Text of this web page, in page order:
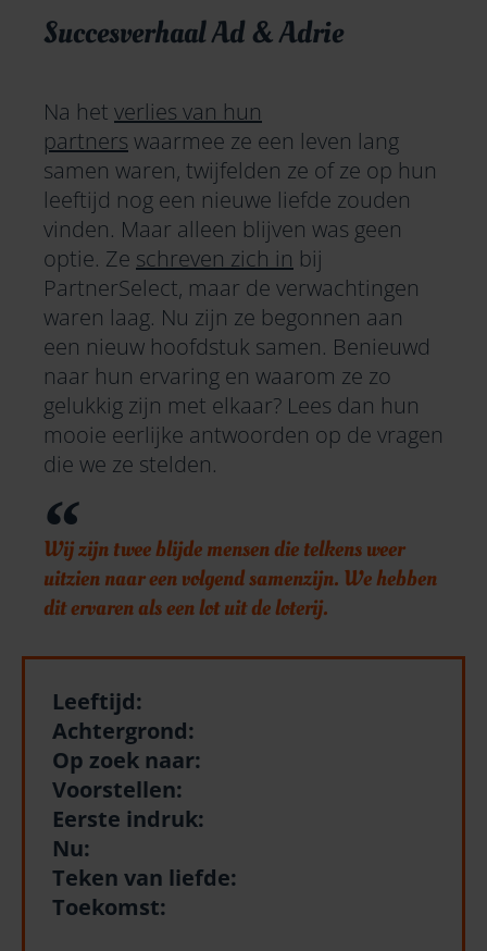
Succesverhaal Ad & Adrie
Na het verlies van hun
partners waarmee ze een leven lang
samen waren, twijfelden ze of ze op hun
leeftijd nog een nieuwe liefde zouden
vinden. Maar alleen blijven was geen
optie. Ze schreven zich in bij
PartnerSelect, maar de verwachtingen
waren laag. Nu zijn ze begonnen aan
een nieuw hoofdstuk samen. Benieuwd
naar hun ervaring en waarom ze zo
gelukkig zijn met elkaar? Lees dan hun
mooie eerlijke antwoorden op de vragen
die we ze stelden.
Wij zijn twee blijde mensen die telkens weer
uitzien naar een volgend samenzijn. We hebben
dit ervaren als een lot uit de loterij.
Leeftijd:
Achtergrond:
Op zoek naar:
Voorstellen:
Eerste indruk:
Nu:
Teken van liefde:
Toekomst: